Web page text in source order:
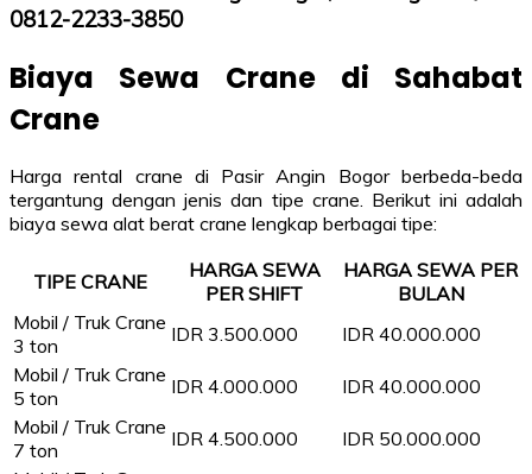
0812-2233-3850
Biaya Sewa Crane di Sahabat
Crane
Harga rental crane di Pasir Angin Bogor berbeda-beda
tergantung dengan jenis dan tipe crane. Berikut ini adalah
biaya sewa alat berat crane lengkap berbagai tipe:
TIPE CRANE
HARGA SEWA
PER SHIFT
HARGA SEWA PER
BULAN
Mobil / Truk Crane
3 ton
IDR 3.500.000
IDR 40.000.000
Mobil / Truk Crane
5 ton
IDR 4.000.000
IDR 40.000.000
Mobil / Truk Crane
7 ton
IDR 4.500.000
IDR 50.000.000